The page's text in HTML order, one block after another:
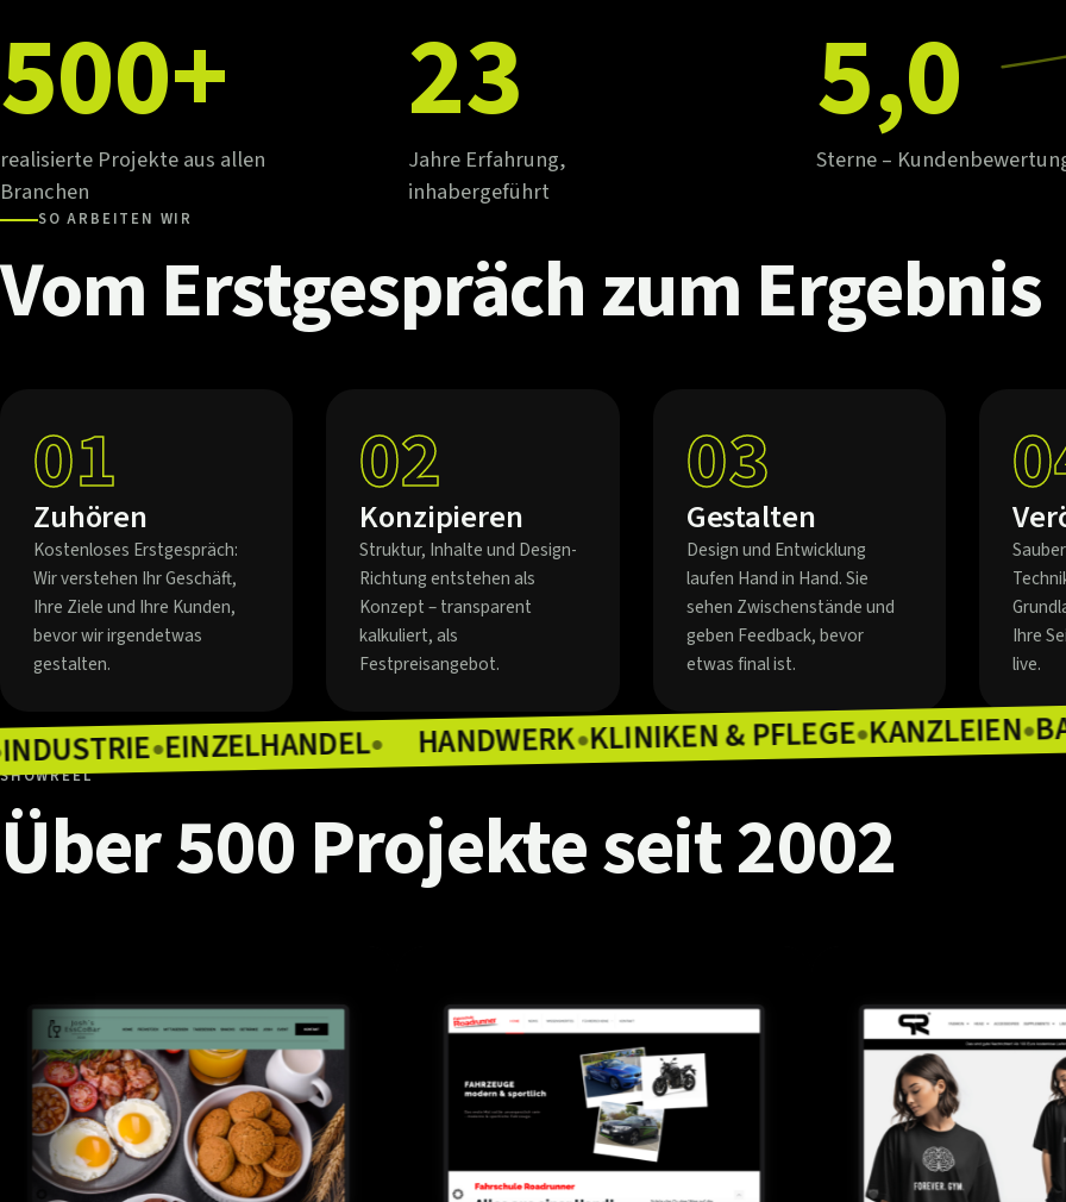
500+
realisierte Projekte aus allen
Branchen
23
Jahre Erfahrung,
inhabergeführt
5,0
Sterne –
SO ARBEITEN WIR
Vom Erstgesprächzum Ergebnis
01
Zuhören
Kostenloses Erstgespräch:
Wir verstehen Ihr Geschäft,
Ihre Ziele und Ihre Kunden,
bevor wir irgendetwas
gestalten.
02
Konzipieren
Struktur, Inhalte und Design-
Richtung entstehen als
Konzept – transparent
kalkuliert, als
Festpreisangebot.
03
Gestalten
Design und Entwicklung
laufen Hand in Hand. Sie
sehen Zwischenstände und
geben Feedback, bevor
etwas final ist.
Ihre
live.
●INDUSTRIE●EINZELHANDEL● HANDWERK● KLINIKEN & PFLEGE●
SHOWREEL
Über500Projekteseit2002